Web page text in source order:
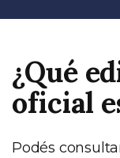
¿Qué
oficial
Podés